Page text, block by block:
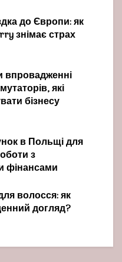
до Європи: як
знімає страх
впровадженні
які
бізнесу
в Польщі для
з
фінансами
волосся: як
догляд?